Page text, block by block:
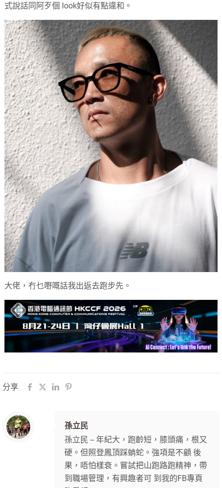
式說話同阿歹個 look好似有點違和。
大佬，冇乜嘢嘅話我出返去跑步先。
分享
孫立民
孫立民 -- 年紀大，跑齡短，膝頭痛，根又
硬。但照登鳳頂踩蚺蛇。強項是不顧 後
果，唔怕樣衰。嘗試把山跑路跑精神，帶
到職場管理，有興趣者可 到我的FB專頁